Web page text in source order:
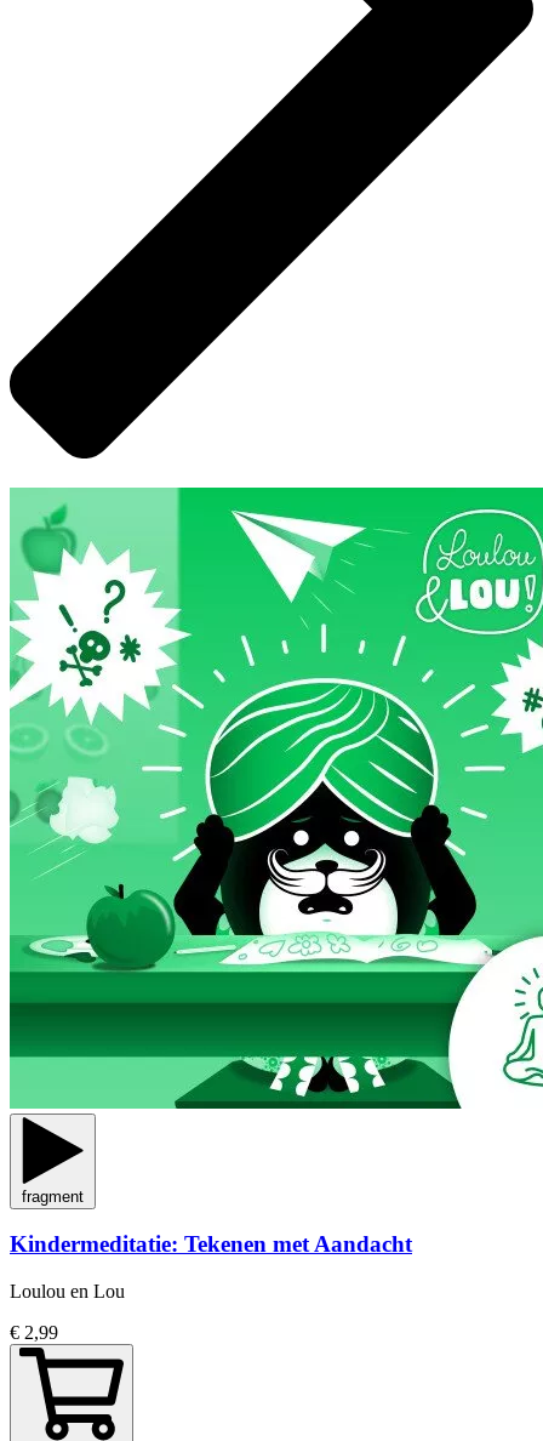
fragment
Kindermeditatie: Tekenen met Aandacht
Loulou en Lou
€ 2,99